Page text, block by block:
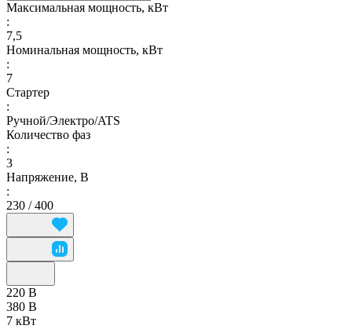
Максимальная мощность, кВт
:
7,5
Номинальная мощность, кВт
:
7
Стартер
:
Ручной/Электро/ATS
Количество фаз
:
3
Напряжение, В
:
230 / 400
220 В
380 В
7 кВт